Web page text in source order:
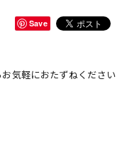
Save
気軽におたずねください